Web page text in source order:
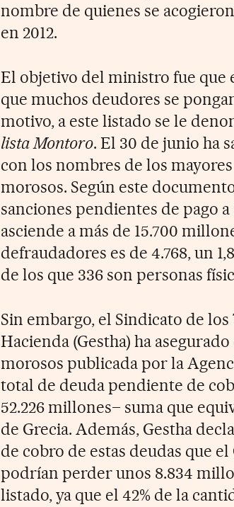
nombre de quienes se
en 2012.
El objetivo del ministro fue que
que muchos deudores se
motivo, a este listado se le
lista Montoro. El 30 de junio ha
con los nombres de los
morosos. Según este
sanciones pendientes de pago
asciende a más de 15.700
defraudadores es de 4.768, un
de los que 336 son personas
Sin embargo, el Sindicato de
Hacienda (Gestha) ha
morosos publicada por la
total de deuda pendiente de
52.226 millones– suma que
de Grecia. Además, Gestha
de cobro de estas deudas que
podrían perder unos 8.834
listado, ya que el 42% de la